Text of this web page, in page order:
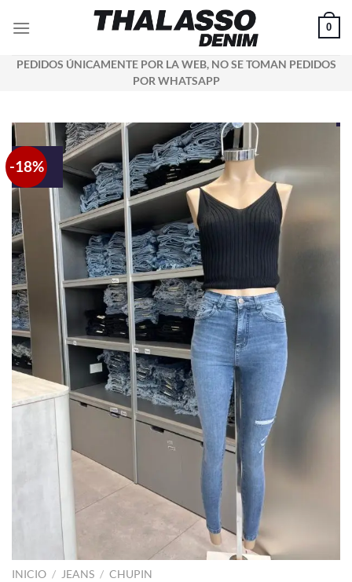
0
PEDIDOS ÚNICAMENTE POR LA WEB, NO SE TOMAN PEDIDOS
POR WHATSAPP
-18%
INICIO / JEANS / CHUPIN